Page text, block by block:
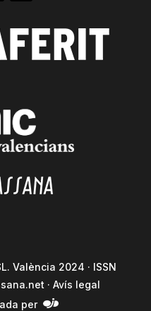
València 2024 · ISSN
·Avís legal
per